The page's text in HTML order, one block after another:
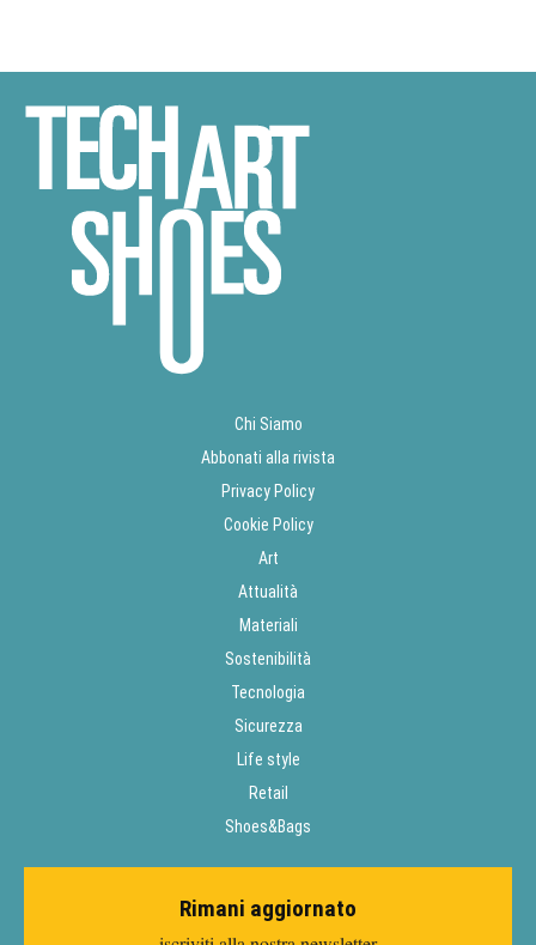
Chi Siamo
Abbonati alla rivista
Privacy Policy
Cookie Policy
Art
Attualità
Materiali
Sostenibilità
Tecnologia
Sicurezza
Life style
Retail
Shoes&Bags
Rimani aggiornato